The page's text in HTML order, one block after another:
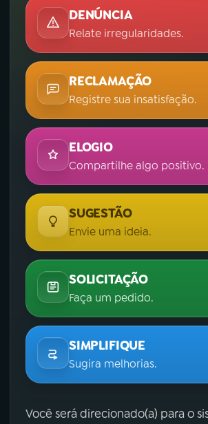
DENÚNCIA
Relate irregularidades.
RECLAMAÇÃO
Registre sua insatisfação.
ELOGIO
Compartilhe algo positivo.
SUGESTÃO
Envie uma ideia.
SOLICITAÇÃO
Faça um pedido.
SIMPLIFIQUE
Sugira melhorias.
Você será direcionado(a) para o